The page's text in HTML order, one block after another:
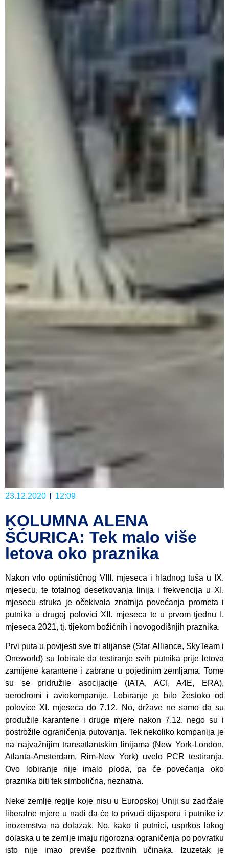
23.12.2020 12:09
KOLUMNA ALENA
ŠĆURICA: Tek malo više
letova oko praznika
Nakon vrlo optimističnog VIII. mjeseca i hladnog tuša u IX.
mjesecu, te totalnog desetkovanja linija i frekvencija u XI.
mjesecu struka je očekivala znatnija povećanja prometa i
putnika u drugoj polovici XII. mjeseca te u prvom tjednu I.
mjeseca 2021, tj. tijekom božićnih i novogodišnjih praznika.
Prvi puta u povijesti sve tri alijanse (Star Alliance, SkyTeam i
Oneworld) su lobirale da testiranje svih putnika prije letova
zamijene karantene i zabrane u pojedinim zemljama. Tome
su se pridružile asocijacije (IATA, ACI, A4E, ERA),
aerodromi i aviokompanije. Lobiranje je bilo žestoko od
polovice XI. mjeseca do 7.12. No, države ne samo da su
produžile karantene i druge mjere nakon 7.12. nego su i
postrožile ograničenja putovanja. Tek nekoliko kompanija je
na najvažnijim transatlantskim linijama (New York-London,
Atlanta-Amsterdam, Rim-New York) uvelo PCR testiranja.
Ovo lobiranje nije imalo ploda, pa će povećanja oko
praznika biti tek simbolična, neznatna.
Neke zemlje regije koje nisu u Europskoj Uniji su zadržale
liberalne mjere u nadi da će to privući dijasporu i putnike iz
inozemstva na dolazak. No, kako ti putnici, usprkos lakog
dolaska u te zemlje imaju rigorozna ograničenja po povratku
isto nije imao previše pozitivnih učinaka. Izuzetak je